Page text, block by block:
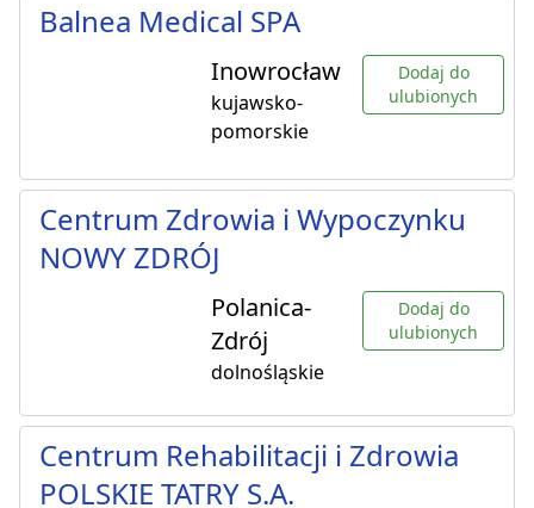
Balnea Medical SPA
Inowrocław
kujawsko-
pomorskie
Dodaj do
ulubionych
Centrum Zdrowia i Wypoczynku
NOWY ZDRÓJ
Polanica-
Zdrój
dolnośląskie
Dodaj do
ulubionych
Centrum Rehabilitacji i Zdrowia
POLSKIE TATRY S.A.